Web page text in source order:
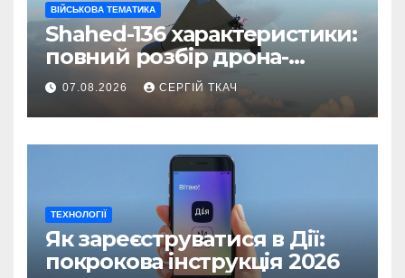
ВІЙСЬКОВА ТЕМАТИКА
Shahed-136 характеристики:
повний розбір дрона-
камікадзе
07.08.2026 СЕРГІЙ ТКАЧ
ТЕХНОЛОГІЇ
Як зареєструватися в Дії:
покрокова інструкція 2026